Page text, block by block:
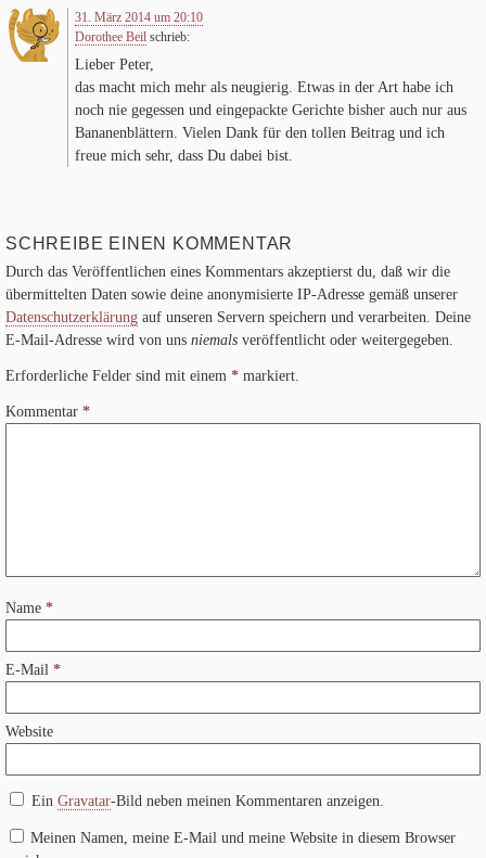
Dorothee Beil schrieb:
31. März 2014 um 20:10
Lie­ber Peter,
das macht mich mehr als neu­gie­rig. Etwas in der Art habe ich
noch nie geges­sen und ein­ge­packte Gerichte bis­her auch nur aus
Bana­nen­blät­tern. Vie­len Dank für den tol­len Bei­trag und ich
freue mich sehr, dass Du dabei bist.
SCHREIBE EINEN KOMMENTAR
Durch das Veröffentlichen eines Kommentars akzeptierst du, daß wir die
übermittelten Daten sowie deine anonymisierte IP-Adresse gemäß unserer
Datenschutzerklärung auf unseren Servern speichern und verarbeiten. Deine
E-Mail-Adresse wird von uns niemals veröffentlicht oder weitergegeben.
Erforderliche Felder sind mit einem * markiert.
Kommentar *
Name *
E-Mail *
Website
EinGravatar-Bild neben meinen Kommentaren anzeigen.
Meinen Namen, meine E-Mail und meine Website in diesem Browser